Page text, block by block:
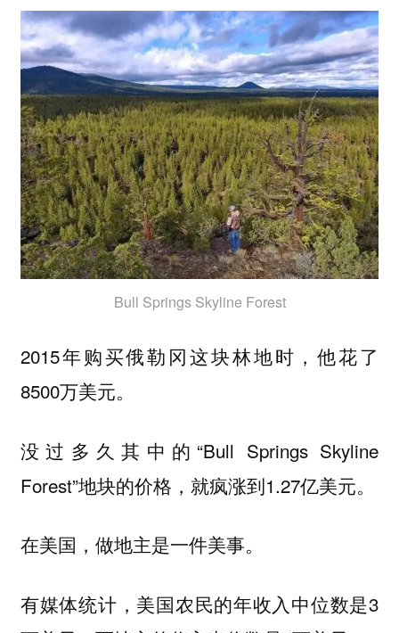
Bull Springs Skyline Forest
2015年购买俄勒冈这块林地时，他花了
8500万美元。
没过多久其中的“Bull Springs Skyline
Forest”地块的价格，就疯涨到1.27亿美元。
在美国，做地主是一件美事。
有媒体统计，美国农民的年收入中位数是3